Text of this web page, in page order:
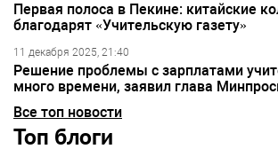
Первая полоса в Пекине: китайские
благодарят «Учительскую газету»
11 декабря 2025, 21:40
Решение проблемы с зарплатами
много времени, заявил глава
Все топ новости
Топ блоги